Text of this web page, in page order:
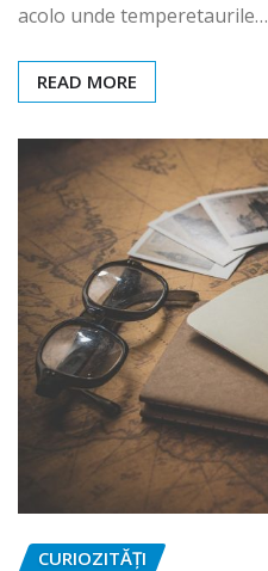
acolo unde temperetaurile…
READ MORE
CURIOZITĂȚI